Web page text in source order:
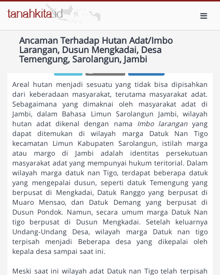
Ancaman Terhadap Hutan Adat/Imbo
Larangan, Dusun Mengkadai, Desa
Temengung, Sarolangun, Jambi
Areal hutan menjadi sesuatu yang tidak bisa dipisahkan
dari keberadaan masyarakat, terutama masyarakat adat.
Sebagaimana yang dimaknai oleh masyarakat adat di
Jambi, dalam Bahasa Limun Sarolangun Jambi, wilayah
hutan adat dikenal dengan nama Imbo laranganyang
dapat ditemukan di wilayah marga Datuk Nan Tigo
kecamatan Limun Kabupaten Sarolangun, istilah marga
atau margo di Jambi adalah identitas persekutuan
masyarakat adat yang mempunyai hukum teritorial. Dalam
wilayah marga datuk nan Tigo, terdapat beberapa datuk
yang mengepalai dusun, seperti datuk Temengung yang
berpusat di Mengkadai, Datuk Ranggo yang berpusat di
Muaro Mensao, dan Datuk Demang yang berpusat di
Dusun Pondok. Namun, secara umum marga Datuk Nan
tigo berpusat di Dusun Mengkadai. Setelah keluarnya
Undang-Undang Desa, wilayah marga Datuk nan tigo
terpisah menjadi Beberapa desa yang dikepalai oleh
kepala desa sampai saat ini.
Meski saat ini wilayah adat Datuk nan Tigo telah terpisah